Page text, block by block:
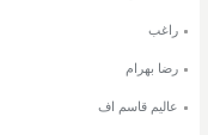
راغب
رضا بهرام
عالیم قاسم اف